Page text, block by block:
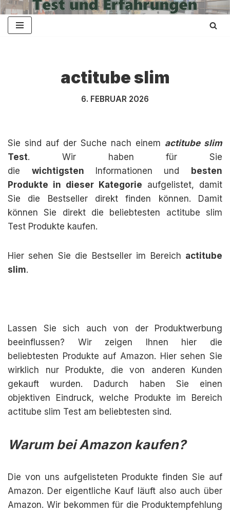
Zum
actitube slim
6. FEBRUAR 2026
Sie sind auf der Suche nach einem actitube slim
Test. Wir haben für Sie
die wichtigsten Informationen und
besten
Produkte in dieser Kategorie aufgelistet, damit
Sie die Bestseller direkt finden können. Damit
können Sie direkt die beliebtesten actitube slim
Test Produkte kaufen.
Hier sehen Sie die Bestseller im Bereich actitube
slim.
Lassen Sie sich auch von der Produktwerbung
beeinflussen? Wir zeigen Ihnen hier die
beliebtesten Produkte auf Amazon. Hier sehen Sie
wirklich nur Produkte, die von anderen Kunden
gekauft wurden. Dadurch haben Sie einen
objektiven Eindruck, welche Produkte im Bereich
actitube slim Test am beliebtesten sind.
Warum bei Amazon kaufen?
Die von uns aufgelisteten Produkte finden Sie auf
Amazon. Der eigentliche Kauf läuft also auch über
Amazon. Wir bekommen für die Produktempfehlung